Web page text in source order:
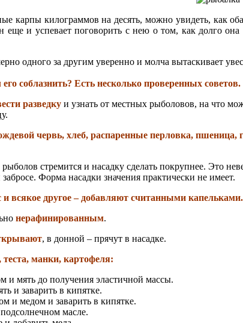
карпы килограммов на десять, можно увидеть, как
еще и успевает поговорить с нею о том, как долго
одного за другим уверенно и молча вытаскивает
соблазнить? Есть несколько проверенных советов.
разведку и узнать от местных рыболовов, на что
червь, хлеб, распаренные перловка, пшеница,
стремится и насадку сделать покрупнее. Это
Форма насадки значения практически не имеет.
всякое другое – добавляют считанными капельками.
нерафинированным.
, в донной – прячут в насадке.
теста, манки, картофеля:
мять до получения эластичной массы.
и заварить в кипятке.
и медом и заварить в кипятке.
масле.